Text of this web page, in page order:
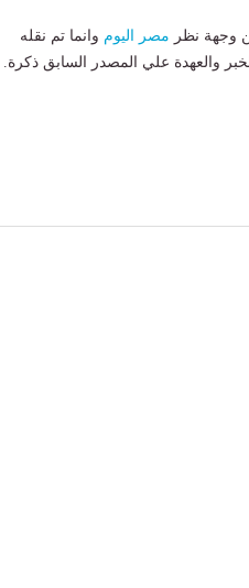
وجهة نظر مصر اليوم وانما تم نقله
والعهدة علي المصدر السابق ذكرة.